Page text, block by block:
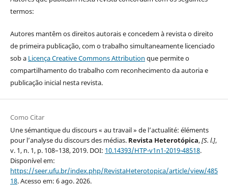
termos:
Autores mantêm os direitos autorais e concedem à revista o direito
de primeira publicação, com o trabalho simultaneamente licenciado
sob a Licença Creative Commons Attribution que permite o
compartilhamento do trabalho com reconhecimento da autoria e
publicação inicial nesta revista.
Como Citar
Une sémantique du discours « au travail » de l’actualité: éléments
pour l’analyse du discours des médias. Revista Heterotópica,[S. l.],
v. 1, n. 1, p. 108–138, 2019. DOI: 10.14393/HTP-v1n1-2019-48518.
Disponível em:
https://seer.ufu.br/index.php/RevistaHeterotopica/article/view/485
18. Acesso em: 6 ago. 2026.